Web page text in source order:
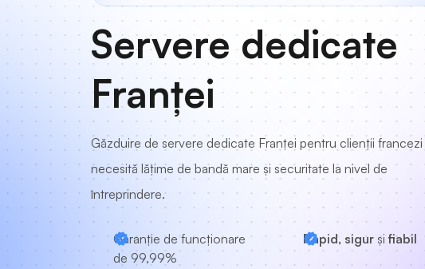
Servere dedicate
Franței
Găzduire de servere dedicate Franței pentru clienții
necesită lățime de bandă mare și securitate la nivel de
întreprindere.
Garanție de funcționare
de 99,99%
Rapid, sigurșifiabil